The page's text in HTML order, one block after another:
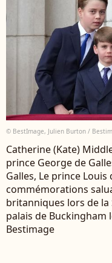
© BestImage, Julien Burton /
Catherine (Kate)
prince George de
Galles, Le prince Louis
commémorations
britanniques lors de
palais de Buckingham
Bestimage